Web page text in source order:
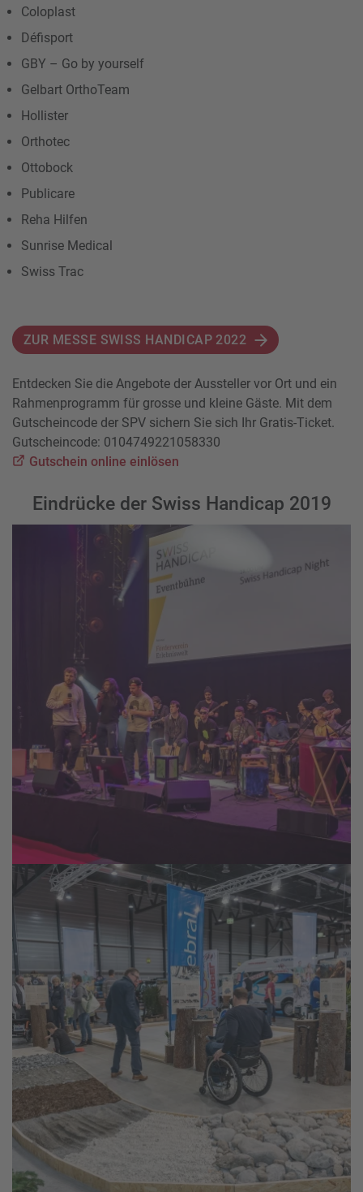
Coloplast
Défisport
GBY – Go by yourself
Gelbart OrthoTeam
Hollister
Orthotec
Ottobock
Publicare
Reha Hilfen
Sunrise Medical
Swiss Trac
ZUR MESSE SWISS HANDICAP 2022
Entdecken Sie die Angebote der Aussteller vor Ort und ein
Rahmenprogramm für grosse und kleine Gäste. Mit dem
Gutscheincode der SPV sichern Sie sich Ihr Gratis-Ticket.
Gutscheincode: 0104749221058330
Gutschein online einlösen
Eindrücke der Swiss Handicap 2019